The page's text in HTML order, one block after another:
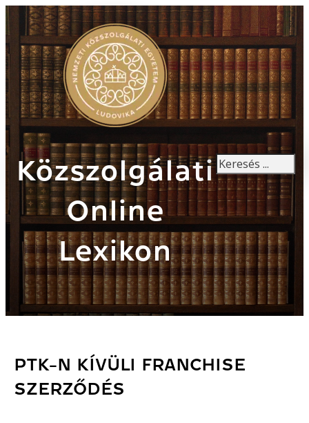
Közszolgálati
Online
Lexikon
Keresés
PTK-N KÍVÜLI FRANCHISE
SZERZŐDÉS